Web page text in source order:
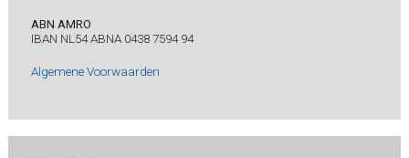
ABN AMRO
IBAN NL54 ABNA 0438 7594 94
Algemene Voorwaarden